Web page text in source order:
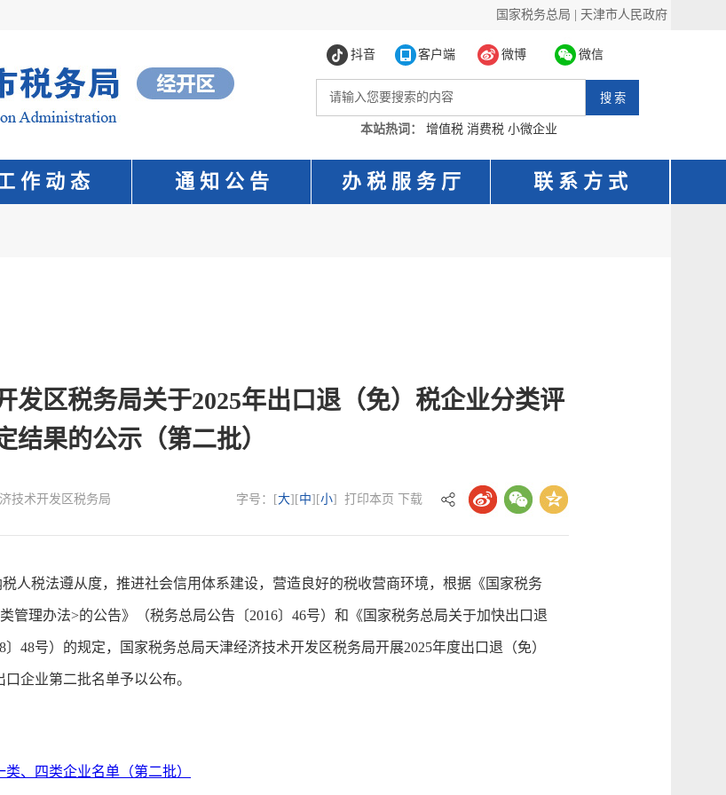
国家税务总局 天津市人民政府
抖音 客户端 微博 微信
本站热词： 增值税 消费税 小微企业
作 动 态 通 知 公 告 办 税 服 务 厅 联 系 方 式
发区税务局关于2025年出口退（免）税企业分类评
结果的公示（第二批）
技术开发区税务局 字号：[大][中][小] 打印本页 下载
税法遵从度，推进社会信用体系建设，营造良好的税收营商环境，根据《国家税务
管理办法>的公告》（税务总局公告〔2016〕46号）和《国家税务总局关于加快出口退
48号）的规定，国家税务总局天津经济技术开发区税务局开展2025年度出口退（免）
企业第二批名单予以公布。
、四类企业名单（第二批）